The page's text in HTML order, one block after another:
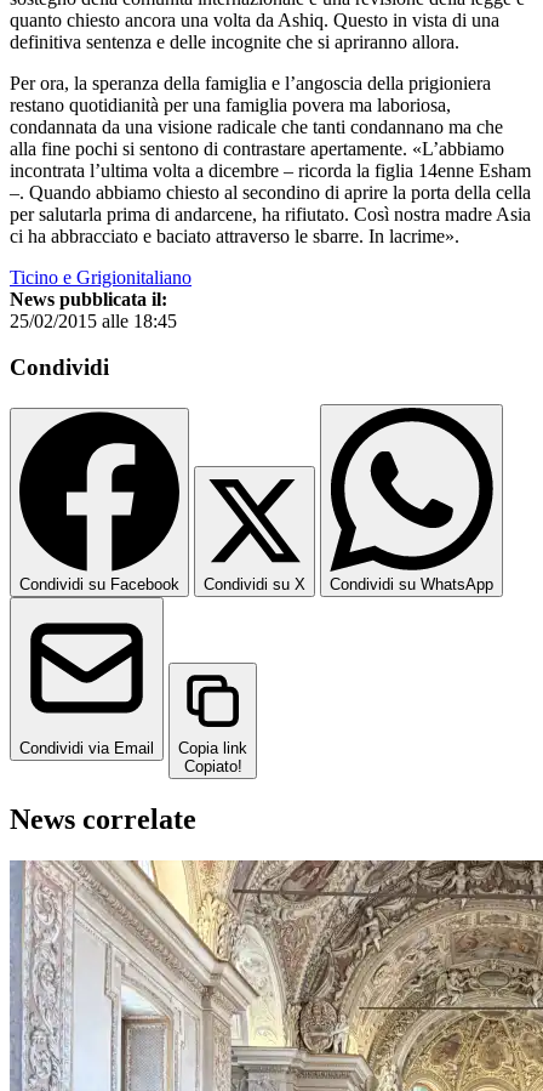
quanto chiesto ancora una volta da Ashiq. Questo in vista di una
definitiva sentenza e delle incognite che si apriranno allora.
Per ora, la speranza della famiglia e l’angoscia della prigioniera
restano quotidianità per una famiglia povera ma laboriosa,
condannata da una visione radicale che tanti condannano ma che
alla fine pochi si sentono di contrastare apertamente. «L’abbiamo
incontrata l’ultima volta a dicembre – ricorda la figlia 14enne Esham
–. Quando abbiamo chiesto al secondino di aprire la porta della cella
per salutarla prima di andarcene, ha rifiutato. Così nostra madre Asia
ci ha abbracciato e baciato attraverso le sbarre. In lacrime».
Ticino e Grigionitaliano
News pubblicata il:
25/02/2015 alle 18:45
Condividi
Condividi su Facebook Condividi su X Condividi su WhatsApp
Condividi via Email
Copia link
Copiato!
News correlate